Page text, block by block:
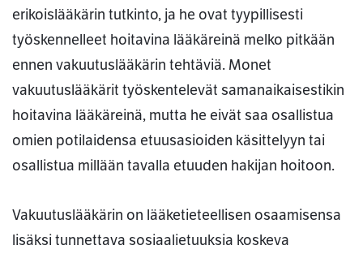
erikoislääkärin tutkinto, ja he ovat tyypillisesti
työskennelleet hoitavina lääkäreinä melko pitkään
ennen vakuutuslääkärin tehtäviä. Monet
vakuutuslääkärit työskentelevät samanaikaisestikin
hoitavina lääkäreinä, mutta he eivät saa osallistua
omien potilaidensa etuusasioiden käsittelyyn tai
osallistua millään tavalla etuuden hakijan hoitoon.
Vakuutuslääkärin on lääketieteellisen osaamisensa
lisäksi tunnettava sosiaalietuuksia koskeva